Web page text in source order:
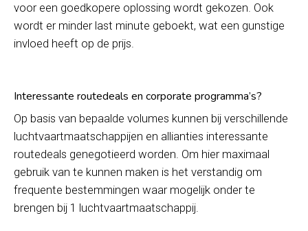
voor een goedkopere oplossing wordt gekozen. Ook
wordt er minder last minute geboekt, wat een gunstige
invloed heeft op de prijs.
Interessante routedeals en corporate programma’s?
Op basis van bepaalde volumes kunnen bij verschillende
luchtvaartmaatschappijen en allianties interessante
routedeals genegotieerd worden. Om hier maximaal
gebruik van te kunnen maken is het verstandig om
frequente bestemmingen waar mogelijk onder te
brengen bij 1 luchtvaartmaatschappij.